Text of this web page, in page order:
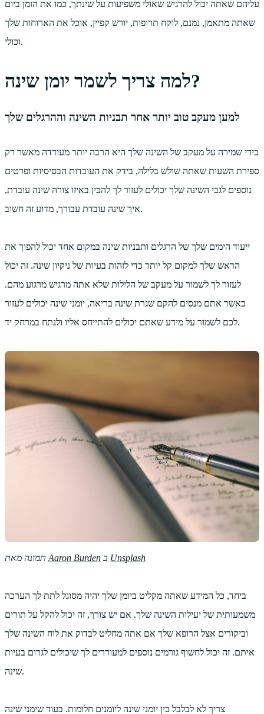
עליהם שאתה יכול להרגיש שאולי משפיעות על שינתך, כמו את הזמן ביום
שאתה מתאמן, נמנם, לוקח תרופות, יורש קפיין, אוכל את הארוחות שלך
וכולי.
למה צריך לשמר יומן שינה?
למען מעקב טוב יותר אחר תבניות השינה וההרגלים שלך
בידי שמירה על מעקב של השינה שלך היא הרבה יותר מעודדה מאשר רק
ספירת השעות שאתה שולש בלילה, בידק את העובדות הבסיסיות ופרטים
נוספים לגבי השינה שלך יכולים לעזור לך להבין באיזו צורה שינה עובדת,
איך שינה עובדת עבורך, מדוע זה חשוב.
ייעוד הימים שלך של הרגלים ותבניות שינה במקום אחד יכול להפוך את
הראש שלך למקום קל יותר כדי לזהות בעיות של ניקיון שינה. זה יכול
לעזור לך לשמור על מעקב של הלילות שלא אתה מרגיש מרגוע מהם.
כאשר אתם מנסים להקם שגרת שינה בריאה, יומני שינה יכולים לעזור
לכם לשמור על מידע שאתם יכולים להתייחס אליו ולנתח במרחק יד.
תמונה מאת Aaron Burden ב Unsplash
ביחד, כל המידע שאתה מקליט ביומן שלך יהיה מסוגל לתת לך הערכה
משמעותית של יעילות השינה שלך. אם יש צורך, זה יכול להקל על תורים
וביקורים אצל הרופא שלך אם אתה מחליט לבדוק את לוח השינה שלך
איתם. זה יכול לחשוף גורמים נוספים למעוררים לך שיכולים לגרום בעיות
שינה.
צריך לא לבלבל בין יומני שינה ליומנים חלומות. בעוד שימני שינה